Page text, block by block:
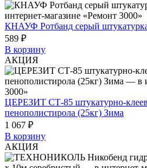
КНАУФ Ротбанд серый
589 ₽
В корзину
АКЦИЯ
ЦЕРЕЗИТ СТ-85 штукатурно-
пенополистирола (25кг) Зима
1 067 ₽
В корзину
АКЦИЯ